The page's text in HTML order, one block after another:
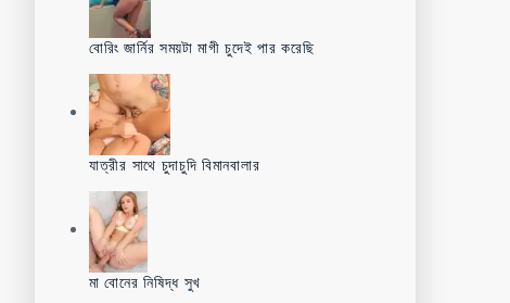
বোরিং জার্নির সময়টা মাগী চুদেই পার করেছি
যাত্রীর সাথে চুদাচুদি বিমানবালার
মা বোনের নিষিদ্ধ সুখ